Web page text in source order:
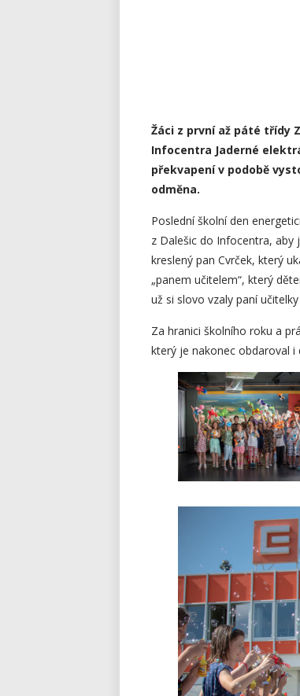
Žáci z první až páté třídy
Infocentra Jaderné
překvapení v podobě
odměna.
Poslední školní den
z Dalešic do Infocentra, aby
kreslený pan Cvrček, který
„panem učitelem“, který
už si slovo vzaly paní
Za hranici školního roku a
který je nakonec obdaroval